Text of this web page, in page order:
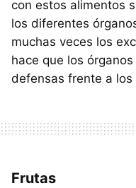
con estos alimentos
los diferentes
muchas veces los
hace que los
defensas frente a
Frutas